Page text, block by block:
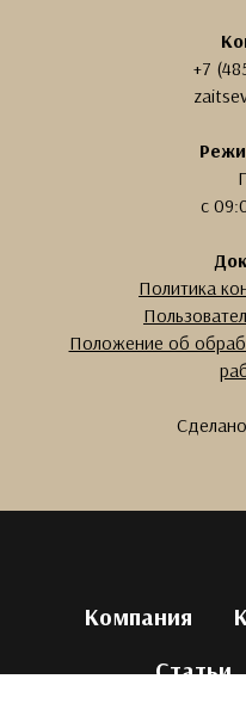
+7
с
Политика
Положение об
Компания
Статьи